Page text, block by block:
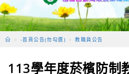
> -首頁公告(勿勾選) > 教職員公告
113學年度菸檳防制